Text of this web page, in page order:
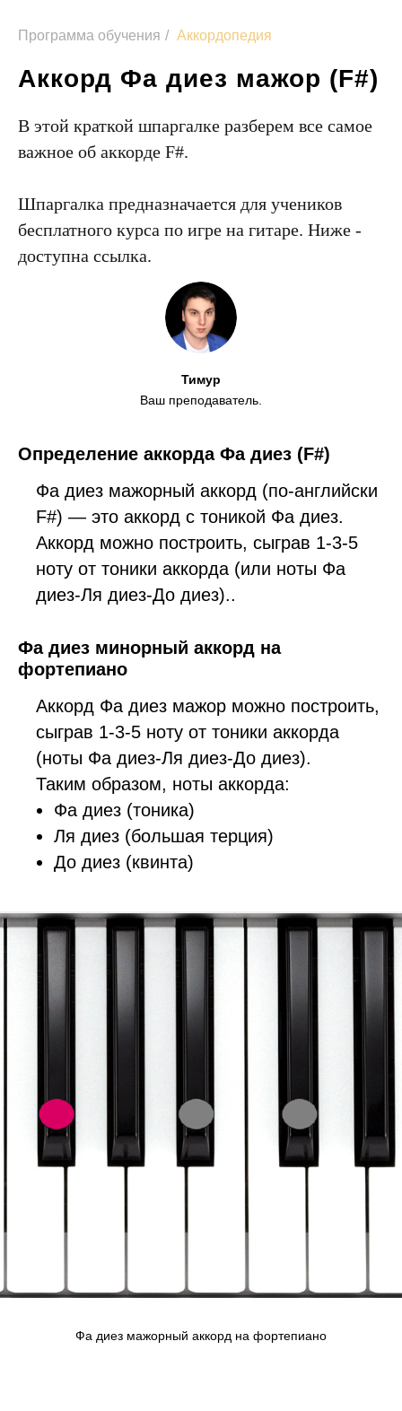
Программа обучения / Аккордопедия
Аккорд Фа диез мажор (F#)
В этой краткой шпаргалке разберем все самое
важное об аккорде F#.
Шпаргалка предназначается для учеников
бесплатного курса по игре на гитаре. Ниже -
доступна ссылка.
Тимур
Ваш преподаватель.
Определение аккорда Фа диез (F#)
Фа диез мажорный аккорд (по-английски
F#) — это аккорд с тоникой Фа диез.
Аккорд можно построить, сыграв 1-3-5
ноту от тоники аккорда (или ноты Фа
диез-Ля диез-До диез)..
Фа диез минорный аккорд на
фортепиано
Аккорд Фа диез мажор можно построить,
сыграв 1-3-5 ноту от тоники аккорда
(ноты Фа диез-Ля диез-До диез).
Таким образом, ноты аккорда:
Фа диез (тоника)
Ля диез (большая терция)
До диез (квинта)
Фа диез мажорный аккорд на фортепиано